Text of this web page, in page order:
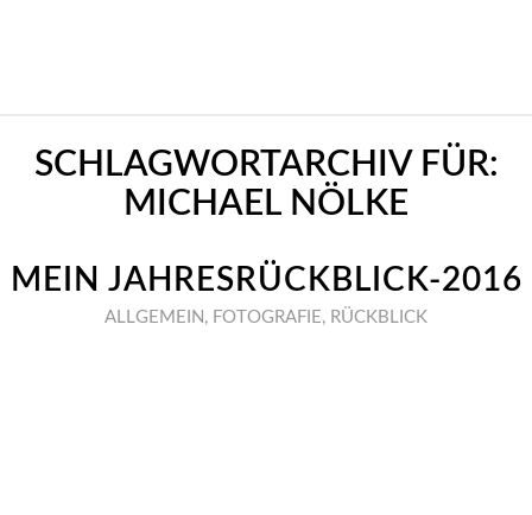
SCHLAGWORTARCHIV FÜR:
MICHAEL NÖLKE
MEIN JAHRESRÜCKBLICK-2016
ALLGEMEIN , FOTOGRAFIE, RÜCKBLICK